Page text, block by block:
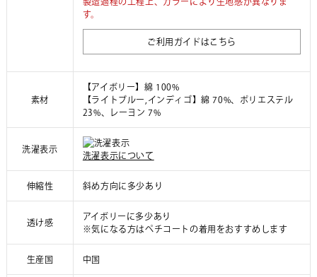
す。
ご利用ガイドはこちら
素材
【アイボリー】綿 100%
【ライトブルー,インディゴ】綿 70%、ポリエステル
23%、レーヨン 7%
洗濯表示
洗濯表示について
伸縮性 斜め方向に多少あり
透け感
アイボリーに多少あり
※気になる方はペチコートの着用をおすすめします
生産国 中国